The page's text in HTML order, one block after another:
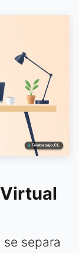
separa